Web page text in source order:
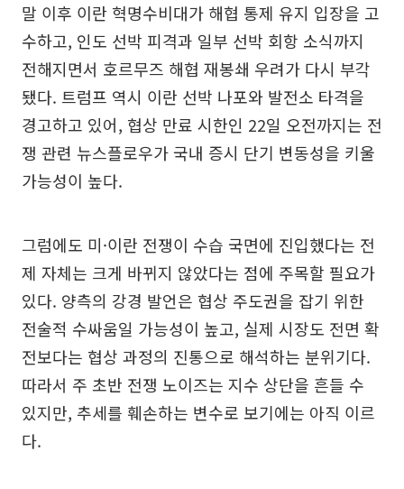
말 이후 이란 혁명수비대가 해협 통제 유지 입장을 고
수하고, 인도 선박 피격과 일부 선박 회항 소식까지
전해지면서 호르무즈 해협 재봉쇄 우려가 다시 부각
됐다. 트럼프 역시 이란 선박 나포와 발전소 타격을
경고하고 있어, 협상 만료 시한인 22일 오전까지는 전
쟁 관련 뉴스플로우가 국내 증시 단기 변동성을 키울
가능성이 높다.
그럼에도 미·이란 전쟁이 수습 국면에 진입했다는 전
제 자체는 크게 바뀌지 않았다는 점에 주목할 필요가
있다. 양측의 강경 발언은 협상 주도권을 잡기 위한
전술적 수싸움일 가능성이 높고, 실제 시장도 전면 확
전보다는 협상 과정의 진통으로 해석하는 분위기다.
따라서 주 초반 전쟁 노이즈는 지수 상단을 흔들 수
있지만, 추세를 훼손하는 변수로 보기에는 아직 이르
다.